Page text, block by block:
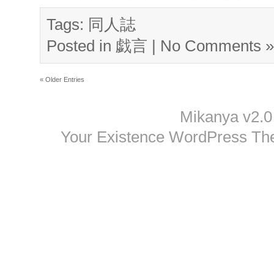
Tags: 同人誌
Posted in 戯言 | No Comments »
« Older Entries
Mikanya
Your Existence WordPress